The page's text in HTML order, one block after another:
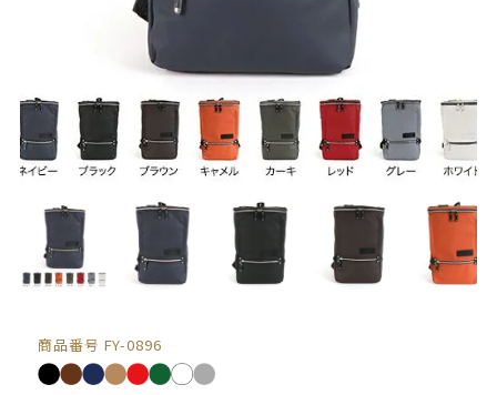
商品番号 FY-0896